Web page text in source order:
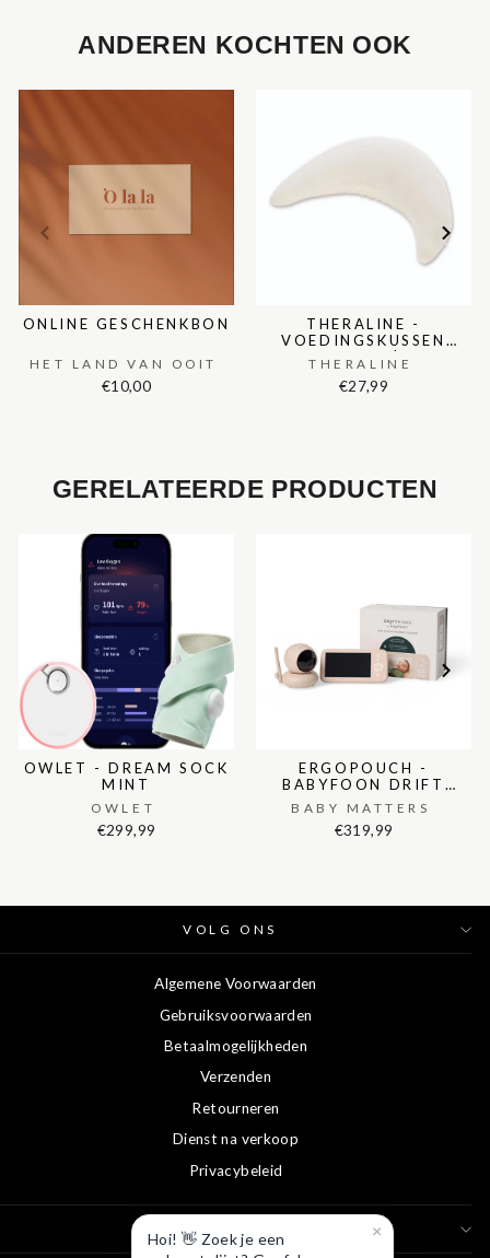
ANDEREN KOCHTEN OOK
ONLINE GESCHENKBON
HET LAND VAN OOIT
€10,00
THERALINE -
VOEDINGSKUSSEN
MAAN PLUCHE | CREAM
THERALINE
€27,99
GERELATEERDE PRODUCTEN
OWLET - DREAM SOCK
MINT
OWLET
€299,99
ERGOPOUCH -
BABYFOON DRIFT
HOME BABY MONITOR
BABY MATTERS
€319,99
VOLG ONS
Algemene Voorwaarden
Gebruiksvoorwaarden
Betaalmogelijkheden
Verzenden
Retourneren
Dienst na verkoop
Privacybeleid
HET LAND VAN OOIT ×
Hoi! 👋 Zoek je een